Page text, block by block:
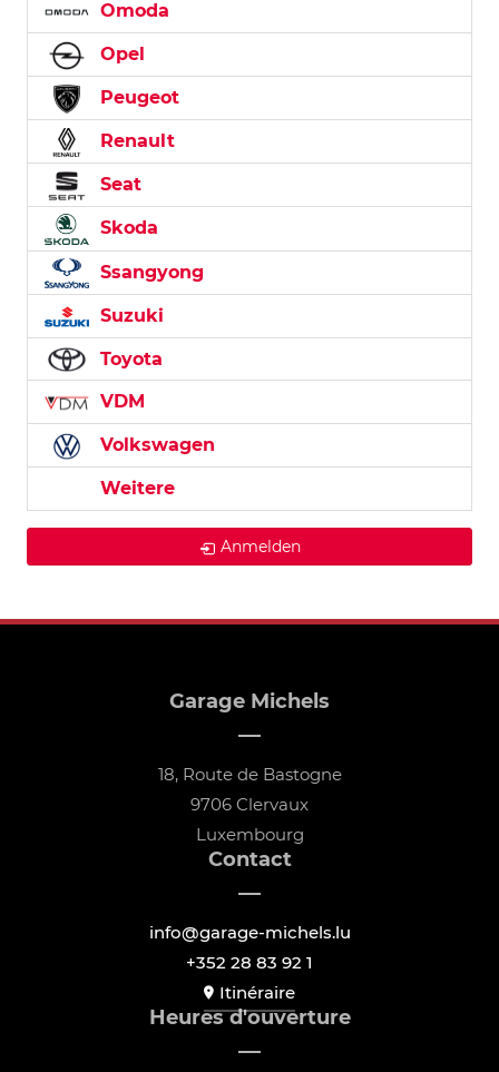
Omoda
Opel
Peugeot
Renault
Seat
Skoda
Ssangyong
Suzuki
Toyota
VDM
Volkswagen
Weitere
Anmelden
Garage Michels
18, Route de Bastogne
9706 Clervaux
Luxembourg
Contact
info@garage-michels.lu
+352 28 83 92 1
Itinéraire
Heures d'ouverture